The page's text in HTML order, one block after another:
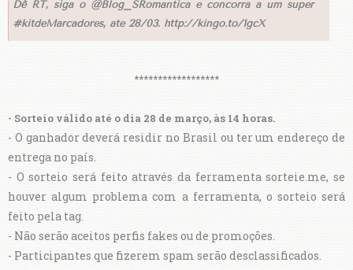
Dê RT, siga o @Blog_SRomantica e concorra a um super
#kitdeMarcadores, até 28/03. http://kingo.to/1gcX
******************
- Sorteio válido até o dia 28 de março, às 14 horas.
- O ganhador deverá residir no Brasil ou ter um endereço de
entrega no país.
- O sorteio será feito através da ferramenta sorteie.me, se
houver algum problema com a ferramenta, o sorteio será
feito pela tag.
- Não serão aceitos perfis fakes ou de promoções.
- Participantes que fizerem spam serão desclassificados.